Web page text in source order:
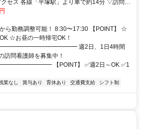
す
ら勤務調整可能！ 8:30〜17:30 【POINT】 ☆
☆お昼の一時帰宅OK！
週2日、1日4時間
訪問看護師を募集中！
【POINT】 ✅週2日～OK ✅1
業なし 賞与あり 育休あり 交通費支給 シフト制